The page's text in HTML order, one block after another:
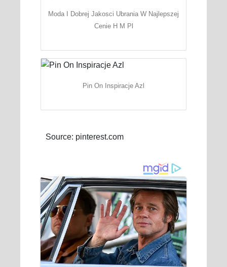
Moda I Dobrej Jakosci Ubrania W Najlepszej
Cenie H M Pl
Pin On Inspiracje Azl
Source: pinterest.com